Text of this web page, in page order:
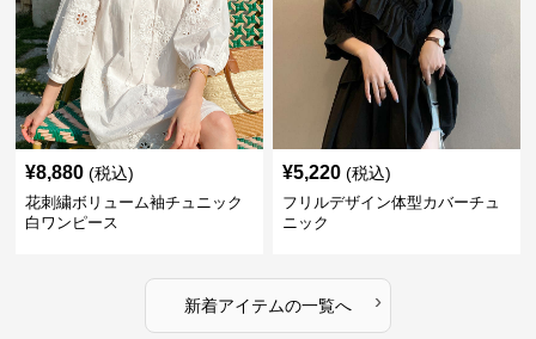
¥8,880 (税込)
花刺繍ボリューム袖チュニック
白ワンピース
¥5,220 (税込)
フリルデザイン体型カバーチュ
ニック
新着アイテムの一覧へ ›